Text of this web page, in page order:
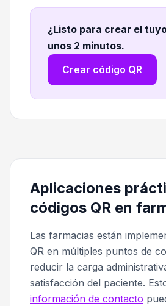
¿Listo para crear el
unos 2 minutos.
Crear código QR
Aplicaciones
códigos QR en
Las farmacias están
QR en múltiples puntos de
reducir la carga
satisfacción del paciente.
información de contacto